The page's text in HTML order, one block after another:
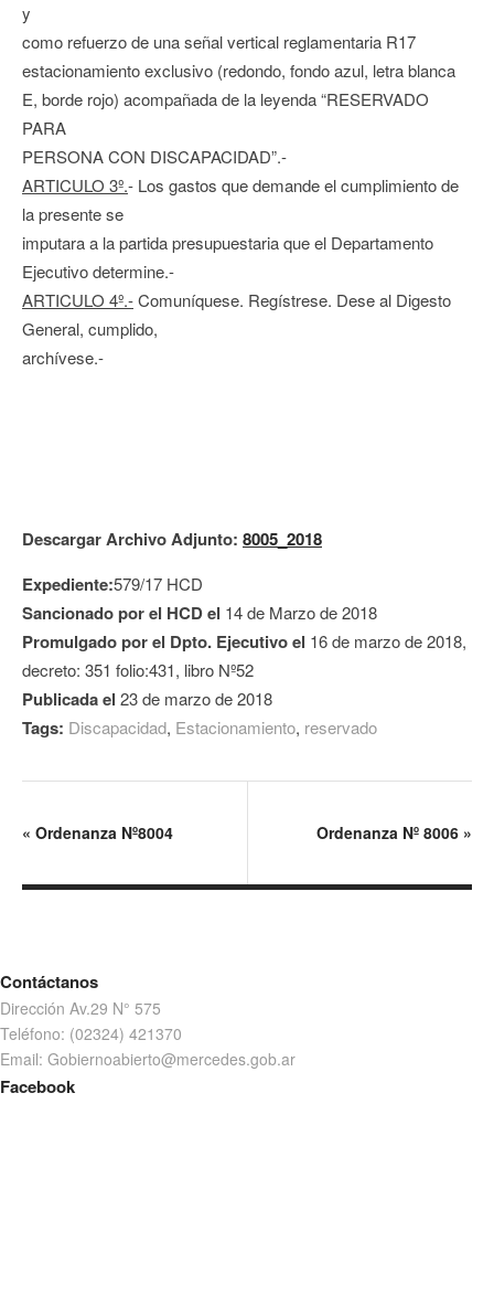
y
como refuerzo de una señal vertical reglamentaria R17
estacionamiento exclusivo (redondo, fondo azul, letra blanca
E, borde rojo) acompañada de la leyenda “RESERVADO
PARA
PERSONA CON DISCAPACIDAD”.-
ARTICULO 3º.- Los gastos que demande el cumplimiento de
la presente se
imputara a la partida presupuestaria que el Departamento
Ejecutivo determine.-
ARTICULO 4º.-Comuníquese. Regístrese. Dese al Digesto
General, cumplido,
archívese.-
Descargar Archivo Adjunto: 8005_2018
Expediente:579/17 HCD
Sancionado por el HCD el 14 de Marzo de 2018
Promulgado por el Dpto. Ejecutivo el 16 de marzo de 2018,
decreto: 351 folio:431, libro Nº52
Publicada el 23 de marzo de 2018
Tags: Discapacidad, Estacionamiento, reservado
« Ordenanza Nº8004 Ordenanza Nº 8006 »
Contáctanos
Dirección Av.29 N° 575
Teléfono: (02324) 421370
Email: Gobiernoabierto@mercedes.gob.ar
Facebook